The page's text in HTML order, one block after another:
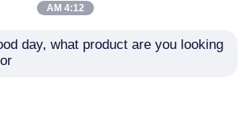
4:12 AM
day, what product are you looking